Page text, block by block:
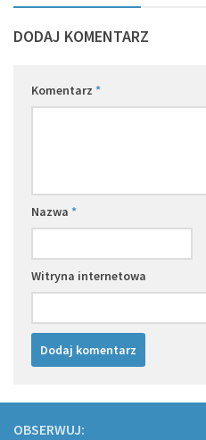
DODAJ KOMENTARZ
Komentarz *
Nazwa *
Witryna internetowa
OBSERWUJ: